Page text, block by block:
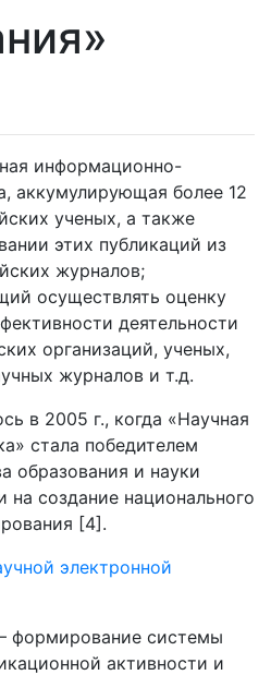
информационно-
аккумулирующая более 12
ученых, а также
этих публикаций из
журналов;
осуществлять оценку
деятельности
организаций, ученых,
журналов и т.д.
в 2005 г., когда «Научная
стала победителем
образования и науки
создание национального
[4].
электронной
формирование системы
активности и